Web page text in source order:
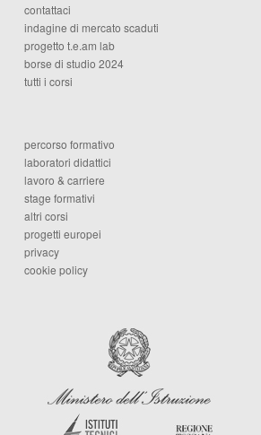
contattaci
indagine di mercato scaduti
progetto t.e.am lab
borse di studio 2024
tutti i corsi
percorso formativo
laboratori didattici
lavoro & carriere
stage formativi
altri corsi
progetti europei
privacy
cookie policy